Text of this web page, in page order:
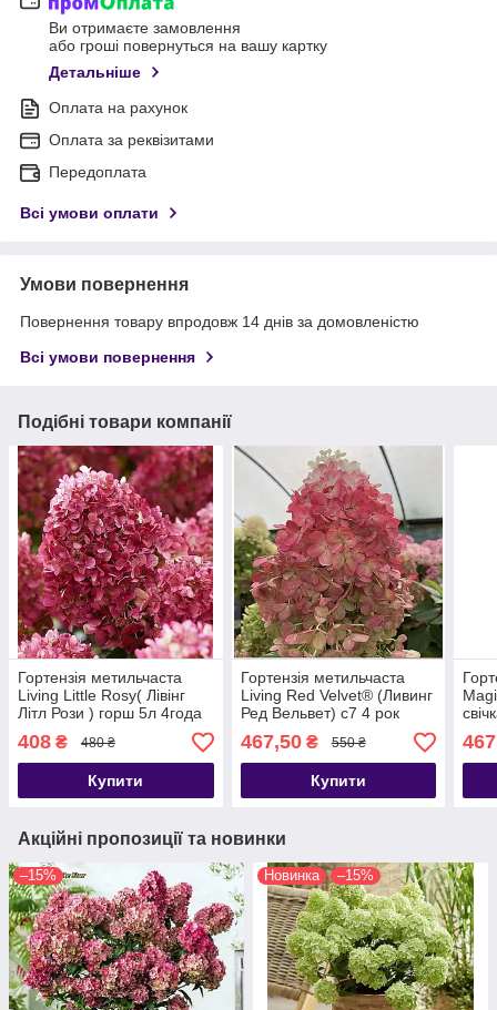
Ви отримаєте замовлення
або гроші повернуться на вашу картку
Детальніше
Оплата на рахунок
Оплата за реквізитами
Передоплата
Всі умови оплати
Умови повернення
Повернення товару впродовж 14 днів за домовленістю
Всі умови повернення
Подібні товари компанії
Гортензія метильчаста
Living Little Rosy( Лівінг
Літл Рози ) горш 5л 4года
408 ₴ 480 ₴
Купити
Гортензія метильчаста
Living Red Velvet® (Ливинг
Ред Вельвет) с7 4 рок
467,50₴ 550 ₴
Купити
Акційні пропозиції та новинки
–15% Новинка –15%